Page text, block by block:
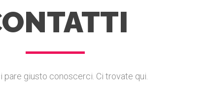
pare giusto conoscerci. Ci trovate qui.